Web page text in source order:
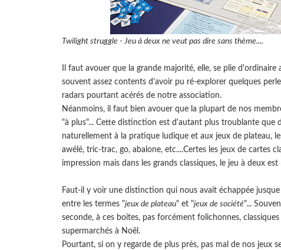
Twilight struggle - Jeu à deux ne veut pas dire sans thème....
Il faut avouer que la grande majorité, elle, se plie
souvent assez contents d'avoir pu ré-explorer quelques
radars pourtant acérés de notre association.
Néanmoins, il faut bien avouer que la plupart de nos
"à plus"... Cette distinction est d'autant plus troublante que
naturellement à la pratique ludique et aux jeux de plateau,
awélé, tric-trac, go, abalone, etc....Certes les jeux de cartes
impression mais dans les grands classiques, le jeu à deux
Faut-il y voir une distinction qui nous avait échappée
entre les termes "jeux de plateau" et "jeux de société"...
seconde, à ces boites, pas forcément folichonnes,
supermarchés à Noël.
Pourtant, si on y regarde de plus près, pas mal de nos jeux